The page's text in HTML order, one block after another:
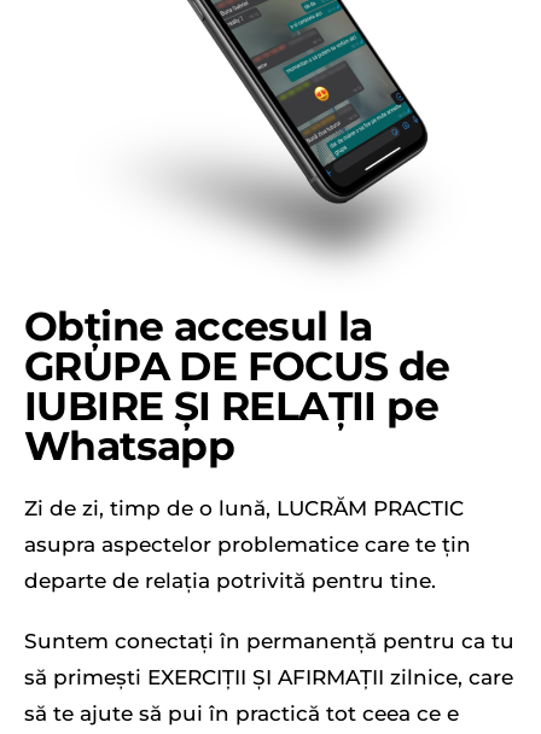
Obține accesul la
GRUPA DE FOCUS de
IUBIRE ȘI RELAȚII pe
Whatsapp
Zi de zi, timp de o lună, LUCRĂM PRACTIC
asupra aspectelor problematice care te țin
departe de relația potrivită pentru tine.
Suntem conectați în permanență pentru ca tu
să primești EXERCIȚII ȘI AFIRMAȚII zilnice, care
să te ajute să pui în practică tot ceea ce e